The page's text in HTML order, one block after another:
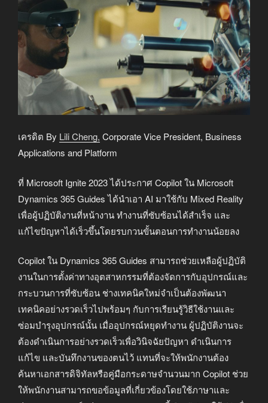
เครดิต By Lili Cheng, Corporate Vice President, Business
Applications and Platform
ที่ Microsoft Ignite 2023 ได้ประกาศ Copilot ใน Microsoft
Dynamics 365 Guides ได้นำเอา AI มาใช้กับ Mixed Reality
เพื่อผู้ปฏิบัติงานที่หน้างาน ทำงานที่ซับซ้อนได้สำเร็จ และ
แก้ไขปัญหาได้เร็วขึ้นโดยรบกวนขั้นตอนการทำงานน้อยลง
Copilot ใน Dynamics 365 Guides สามารถช่วยเหลือผู้ปฏิบัติ
งานในการตั้งค่าทางอุตสาหกรรมที่ต้องจัดการกับอุปกรณ์และ
กระบวนการที่ซับซ้อน ช่างเทคนิคใหม่จำเป็นต้องพัฒนา
เทคนิคอย่างรวดเร็วไปพร้อมๆ กับการเรียนรู้วิธีใช้งานและ
ซ่อมบำรุงอุปกรณ์นั้น เมื่ออุปกรณ์หยุดทำงาน ผู้ปฏิบัติงานจะ
ต้องดำเนินการอย่างรวดเร็วเพื่อวินิจฉัยปัญหา ดำเนินการ
แก้ไข และบันทึกงานของตนไว้ แทนที่จะให้พนักงานต้อง
ค้นหาเอกสารดิจิทัลหรือคู่มือกระดาษจำนวนมาก Copilot ช่วย
ให้พนักงานสามารถขอข้อมูลที่เกี่ยวข้องโดยใช้ภาษาและ